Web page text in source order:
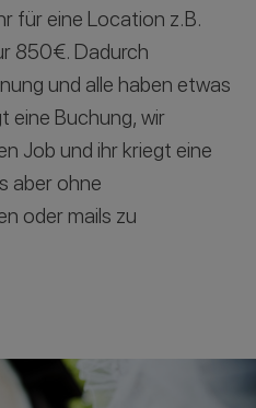
für eine Location z.B.
850€. Dadurch
und alle haben etwas
eine Buchung, wir
Job und ihr kriegt eine
aber ohne
oder mails zu